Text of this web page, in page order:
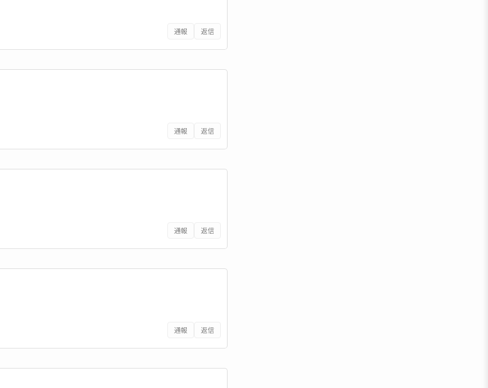
通報 返信
通報 返信
通報 返信
通報 返信